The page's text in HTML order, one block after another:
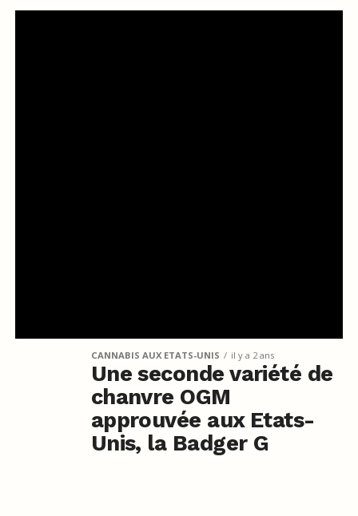
CANNABIS AUX ETATS-UNIS il y a 2 ans
Une seconde variété de
chanvre OGM
approuvée aux Etats-
Unis, la Badger G